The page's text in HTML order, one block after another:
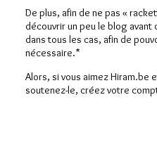
Lu 8764 fois
quelques
et
cette
Mercredi 21/
Après le
dimanche 18
groupe ultra
De plus, afin de ne pas «
découvrir un peu le blog avant
dans tous les cas, afin de
nécessaire.*
Alors, si vous aimez Hiram.be
soutenez-le, créez votre